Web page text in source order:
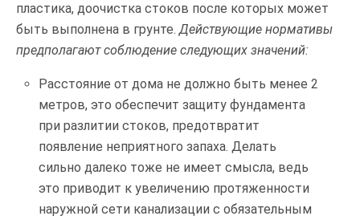
пластика, доочистка стоков после которых может
быть выполнена в грунте.Действующие нормативы
предполагают соблюдение следующих значений:
Расстояние от дома не должно быть менее 2
метров, это обеспечит защиту фундамента
при разлитии стоков, предотвратит
появление неприятного запаха. Делать
сильно далеко тоже не имеет смысла, ведь
это приводит к увеличению протяженности
наружной сети канализации с обязательным